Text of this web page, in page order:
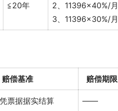
≦20年
2、11396×40%/月
3、11396×30%/月
赔偿基准 赔偿期限
票据据实结算 ——